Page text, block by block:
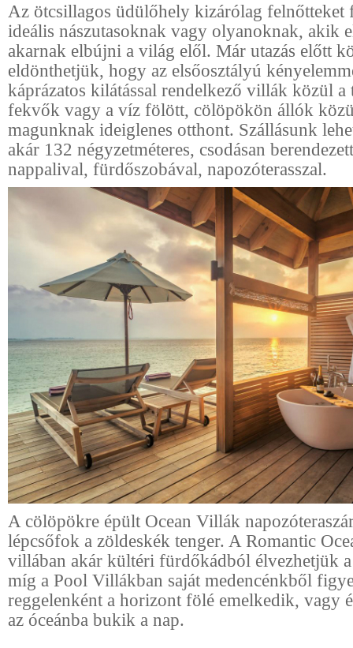
Az ötcsillagos üdülőhely kizárólag felnőtteket
ideális nászutasoknak vagy olyanoknak, akik
akarnak elbújni a világ elől. Már utazás előtt
eldönthetjük, hogy az elsőosztályú
káprázatos kilátással rendelkező villák közül a
fekvők vagy a víz fölött, cölöpökön állók
magunknak ideiglenes otthont. Szállásunk
akár 132 négyzetméteres, csodásan
nappalival, fürdőszobával, napozóterasszal.
A cölöpökre épült Ocean Villák
lépcsőfok a zöldeskék tenger. A Romantic
villában akár kültéri fürdőkádból élvezhetjük
míg a Pool Villákban saját medencénkből
reggelenként a horizont fölé emelkedik, vagy
az óceánba bukik a nap.